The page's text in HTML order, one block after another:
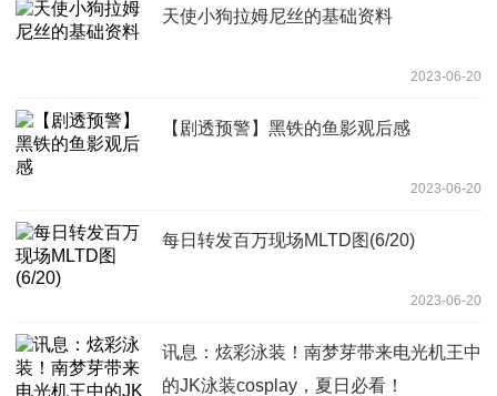
天使小狗拉姆尼丝的基础资料
2023-06-20
【剧透预警】黑铁的鱼影观后感
2023-06-20
每日转发百万现场MLTD图(6/20)
2023-06-20
讯息：炫彩泳装！南梦芽带来电光机王中
的JK泳装cosplay，夏日必看！